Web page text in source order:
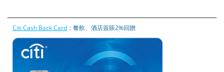
Citi Cash Back Card ：餐飲、酒店簽賬2%回贈